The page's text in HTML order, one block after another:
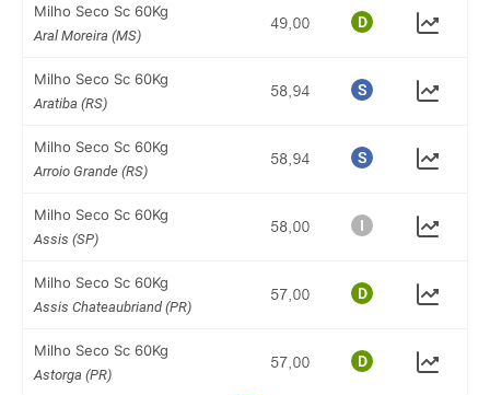
Milho Seco Sc 60Kg
Aral Moreira (MS)
Milho Seco Sc 60Kg
Aratiba (RS)
Milho Seco Sc 60Kg
Arroio Grande (RS)
Milho Seco Sc 60Kg
Assis (SP)
Milho Seco Sc 60Kg
Assis Chateaubriand (PR)
Milho Seco Sc 60Kg
Astorga (PR)